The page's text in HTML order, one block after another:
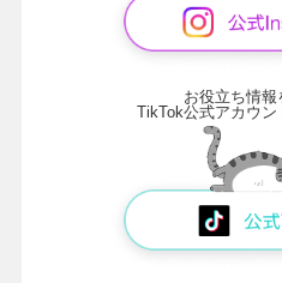
お役立ち情報
TikTok公式アカウ